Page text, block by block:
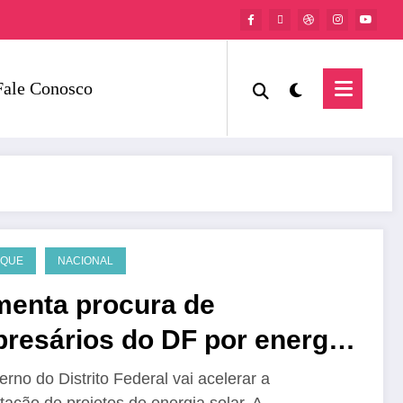
Conosco
NACIONAL
procura de
do DF por energia
do Distrito Federal vai acelerar a